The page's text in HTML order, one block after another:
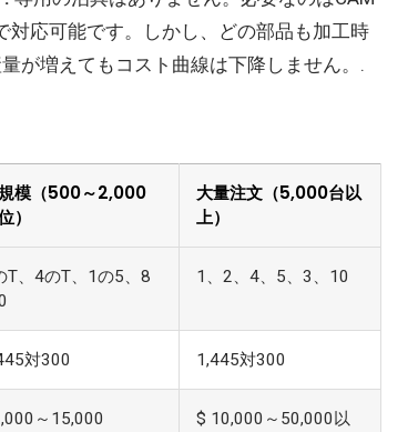
応可能です。しかし、どの部品も加工時
が増えてもコスト曲線は下降しません。.
模（500～2,000
）
大量注文（5,000台以
上）
T、4のT、1の5、8
1、2、4、5、3、10
対300 1,445対300
～15,000
$ 10,000～50,000以